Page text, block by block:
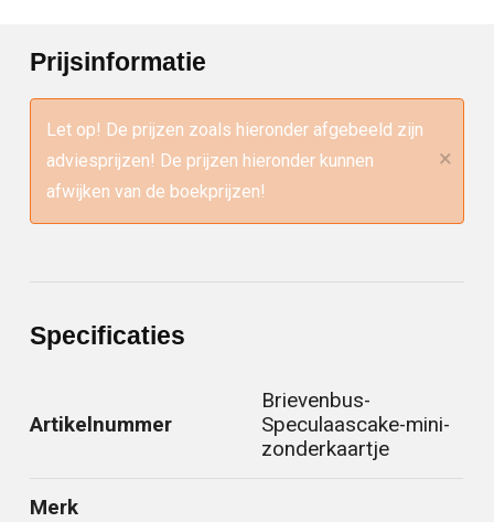
Prijsinformatie
Let op! De prijzen zoals hieronder afgebeeld zijn
adviesprijzen! De prijzen hieronder kunnen
afwijken van de boekprijzen!
×
Specificaties
Artikelnummer
Brievenbus-
Speculaascake-mini-
zonderkaartje
Merk